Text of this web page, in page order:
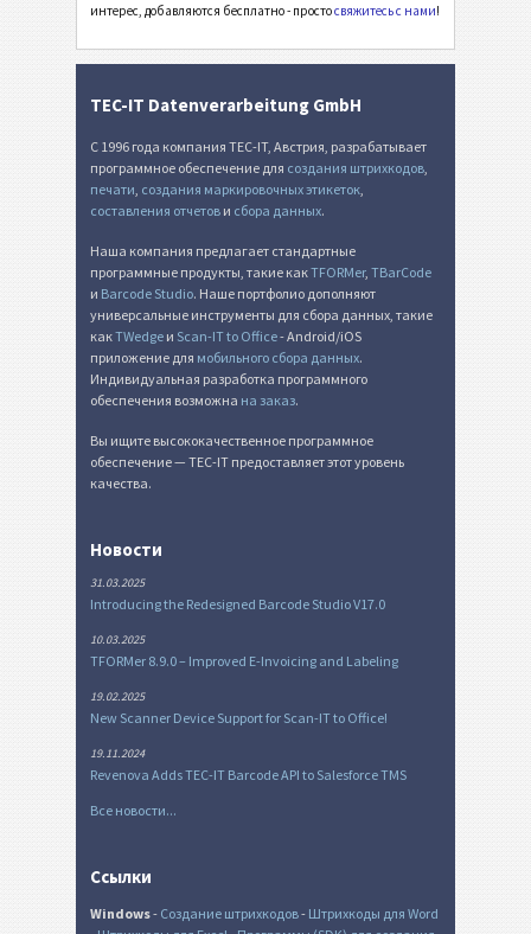
интерес, добавляются бесплатно - простосвяжитесь с нами!
TEC-IT Datenverarbeitung GmbH
С 1996 года компания TEC-IT, Австрия, разрабатывает
программное обеспечение для создания штрихкодов,
печати, создания маркировочных этикеток,
составления отчетов и сбора данных.
Наша компания предлагает стандартные
программные продукты, такие какTFORMer, TBarCode
и Barcode Studio. Наше портфолио дополняют
универсальные инструменты для сбора данных, такие
какTWedge и Scan-IT to Office- Android/iOS
приложение для мобильного сбора данных.
Индивидуальная разработка программного
обеспечения возможна на заказ.
Вы ищите высококачественное программное
обеспечение — TEC-IT предоставляет этот уровень
качества.
Новости
31.03.2025
Introducing the Redesigned Barcode Studio V17.0
10.03.2025
TFORMer 8.9.0 – Improved E-Invoicing and Labeling
19.02.2025
New Scanner Device Support for Scan-IT to Office!
19.11.2024
Revenova Adds TEC-IT Barcode API to Salesforce TMS
Все новости...
Ссылки
Windows- Создание штрихкодов- Штрихкоды для Word